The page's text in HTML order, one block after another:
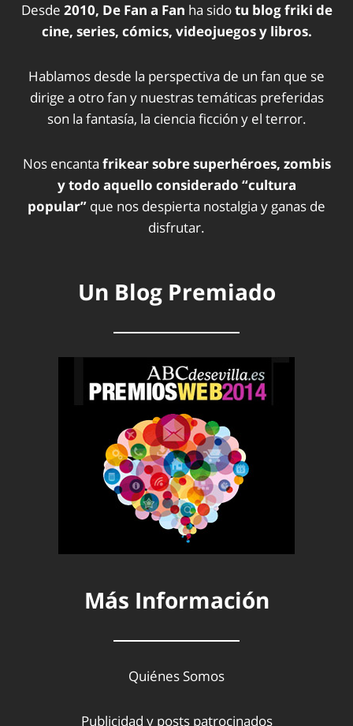
Desde 2010, De Fan a Fan ha sidotu blog friki de
cine, series, cómics, videojuegos y libros.
Hablamos desde la perspectiva de un fan que se
dirige a otro fan y nuestras temáticas preferidas
son la fantasía, la ciencia ficción y el terror.
Nos encanta frikear sobre superhéroes, zombis
y todo aquello considerado “cultura
popular” que nos despierta nostalgia y ganas de
disfrutar.
Un Blog Premiado
Más Información
Quiénes Somos
Publicidad y posts patrocinados